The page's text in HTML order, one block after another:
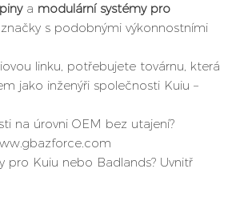
a modulární systémy pro
s podobnými výkonnostními
linku, potřebujete továrnu, která
jako inženýři společnosti Kuiu –
na úrovni OEM bez utajení?